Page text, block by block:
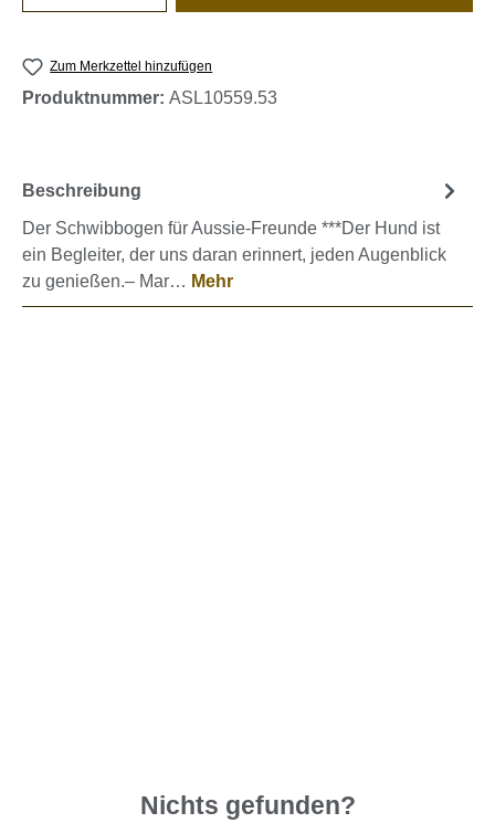
Zum Merkzettel hinzufügen
Produktnummer: ASL10559.53
Beschreibung
Der Schwibbogen für Aussie-Freunde ***Der Hund ist
ein Begleiter, der uns daran erinnert, jeden Augenblick
zu genießen.– Mar… Mehr
Nichts gefunden?